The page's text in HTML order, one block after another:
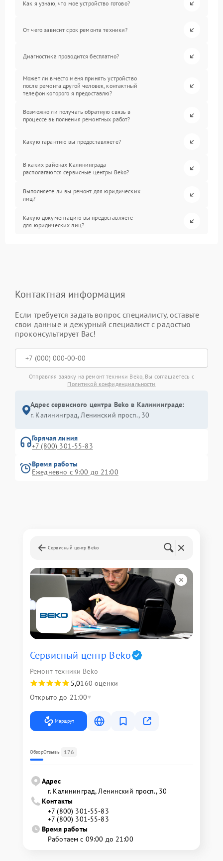
Как я узнаю, что мое устройство готово?
От чего зависит срок ремонта техники?
Диагностика проводится бесплатно?
Может ли вместо меня принять устройство
после ремонта другой человек, контактный
телефон которого я предоставлю?
Возможно ли получать обратную связь в
процессе выполнения ремонтных работ?
Какую гарантию вы предоставляете?
В каких районах Калининграда
располагаются сервисные центры Beko?
Выполняете ли вы ремонт для юридических
лиц?
Какую документацию вы предоставляете
для юридических лиц?
Контактная информация
Если требуется задать вопрос специалисту, оставьте
свои данные и дежурный специалист с радостью
проконсультирует Вас!
Отправляя заявку на ремонт техники Beko, Вы соглашаетесь с
Политикой конфиденциальности
Адрес сервисного центра Beko в Калининграде:
г. Калининград, Ленинский просп., 30
Горячая линия
+7 (800) 301-55-83
Время работы
Ежедневно с 9:00 до 21:00
Сервисный центр Beko
Сервисный центр Beko
Ремонт техники Beko
5,0160 оценки
Открыто до 21:00
Маршрут
ОбзорОтзывы 176
Адрес
г. Калининград, Ленинский просп., 30
Контакты
+7 (800) 301-55-83
+7 (800) 301-55-83
Время работы
Работаем с 09:00 до 21:00